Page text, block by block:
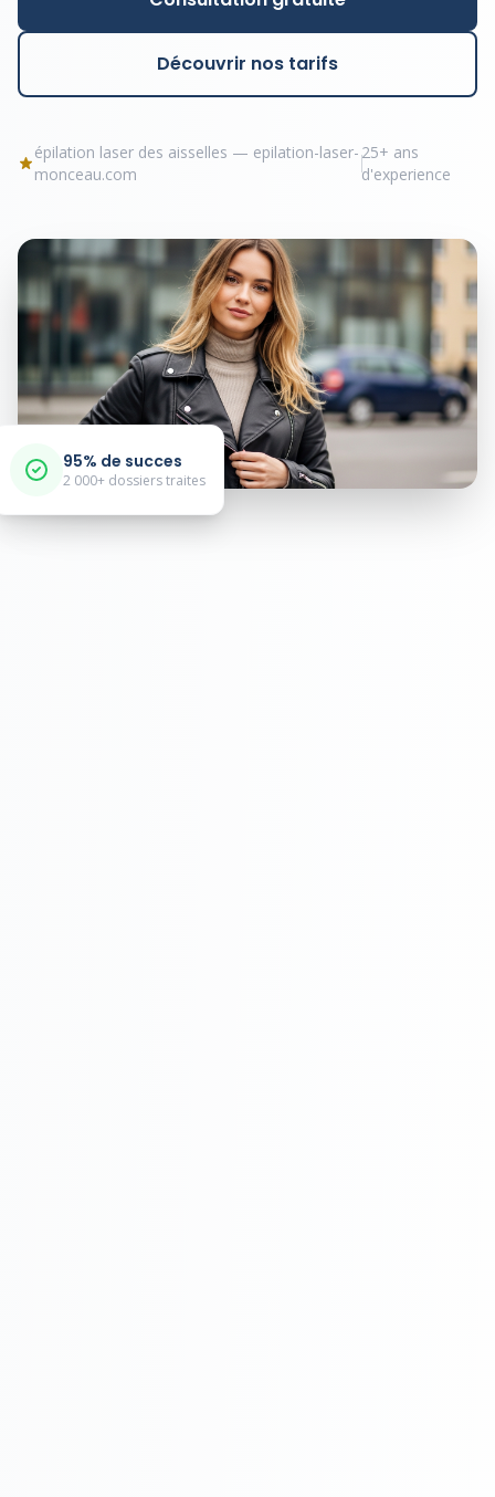
Découvrir nos tarifs
épilation laser des aisselles — epilation-laser-
monceau.com
25+ ans
d'experience
95% de succes
2 000+ dossiers traites